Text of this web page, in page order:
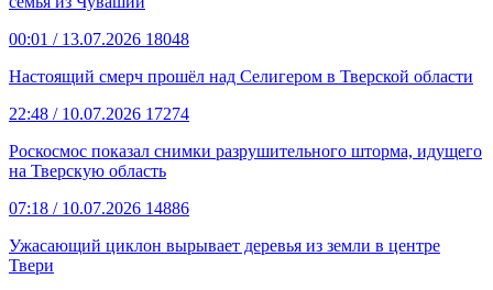
00:01 / 13.07.2026 18048
Настоящий смерч прошёл над Селигером в Тверской области
22:48 / 10.07.2026 17274
Роскосмос показал снимки разрушительного шторма, идущего
на Тверскую область
07:18 / 10.07.2026 14886
Ужасающий циклон вырывает деревья из земли в центре
Твери